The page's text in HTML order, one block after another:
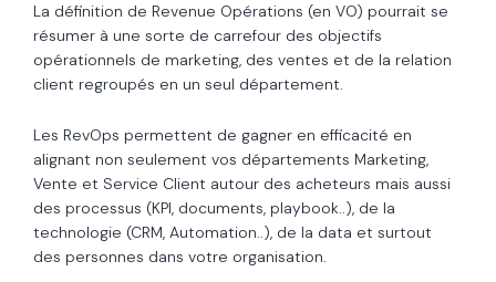
La définition de Revenue Opérations (en VO) pourrait se
résumer à une sorte de carrefour des objectifs
opérationnels de marketing, des ventes et de la relation
client regroupés en un seul département.
Les RevOps permettent de gagner en efficacité en
alignant non seulement vos départements Marketing,
Vente et Service Client autour des acheteurs mais aussi
des processus (KPI, documents, playbook..), de la
technologie (CRM, Automation..), de la data et surtout
des personnes dans votre organisation.